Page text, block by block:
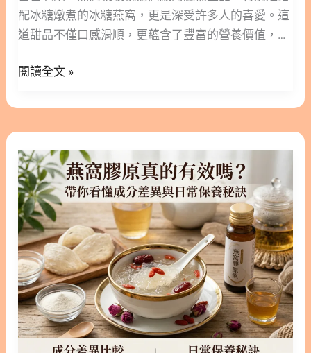
窩更多閱讀 1. 產後燕窩的營養價值與保養優勢 產後
的身體需要充足的養分來支持復原，而選擇對的食材
胺基酸、水溶性蛋白質與多種礦物質。這些營養成分
目的成分便是「燕窩酸」，又稱唾液酸（Sialic
Acid），這是一種對人體相當有益的營養素。燕窩酸
也存在於母乳之中，適度攝取有助於日常的營養均
衡。此外，燕窩含有高比例的優良蛋白質，對於產後
需要大量優質蛋白質來修補身體組織的媽媽來說，是
很好的補充來源。 1.2. 表皮生長因子（EGF）與青春
活力的維持 除了蛋白質與燕窩酸，燕窩中還含有表皮
生長因子（EGF）這類小分子蛋白質。許
配冰糖燉煮的冰糖燕窩，更是深受許多人的喜愛。這
道甜品不僅口感滑順，更蘊含了豐富的營養價值，是
是需要調理身體的長輩，冰糖燕窩都能提供溫和的滋
珍品，從科學與中醫的角度為您解析其好處。 此外，
也會詳細分享正確的處理方式與烹飪技巧。透過簡單
的教學，讓您在家也能輕鬆燉煮出一盅營養滿分的養
生甜品，照顧自己與家人的健康。 隱藏/顯示內容目
錄 內容目錄 : 顯示/隱藏 1. 為什麼大家都推薦冰糖燕
窩？ 2. 2冰糖燕窩功效總整理：由內而外的滋補聖品
2.1. 現代科學解析：燕窩酸與表皮生長因子的力量
2.2. 傳統中醫觀點：溫和滋陰潤燥的食療選擇 2.3. 不
同年齡層與族群的專屬益處 3. 冰糖燕窩煮法大公
開：3步驟輕鬆完成 3.1. 步驟(一)：浸泡與挑除雜質
3.2. 步驟(二)：隔水文火慢燉 3.3. 步驟(三)：加入冰
糖完美調味 4. 食用冰糖燕窩的注意事項與搭配禁忌
5. 立即挑選優質燕窩，開啟您的滋補養生之旅 6. 冰
煮
法，
整
放
燕
窩
功
效！
閱讀全文 »
窩
膠
原
真
的
有
效
嗎？
帶
你